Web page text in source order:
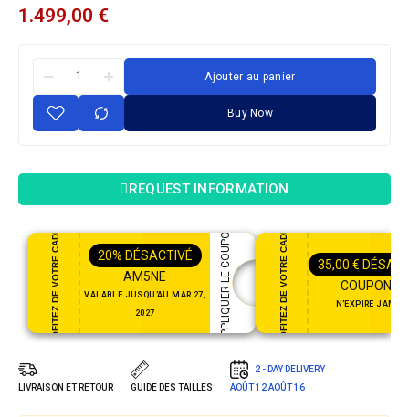
1.499,00 €
Ajouter au panier
Buy Now
REQUEST INFORMATION
PROFITEZ DE VOTRE CADEAU 20% DÉSACTIVÉ
AM5NE
VALABLE JUSQU'AU MAR 27,
2027
APPLIQUER LE COUPON PROFITEZ DE VOTRE CADEAU 35,00 €
COUPON35
N'EXPIRE
LIVRAISON ET RETOUR GUIDE DES TAILLES
2 - DAY DELIVERY
AOÛT 12AOÛT 16